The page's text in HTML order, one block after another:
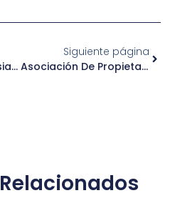
Alcalde Agustín Iglesias Toma Acciones Legales Por Irregularidades En Licitaciones Por Mantención De Áreas Verdes Y Recolección De B...
Siguiente página
Asociación De Propietarios Villa René Pérez